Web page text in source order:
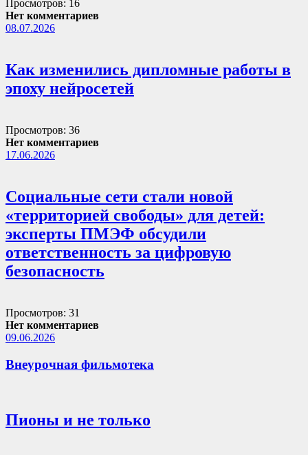
Просмотров: 16
Нет комментариев
08.07.2026
Как изменились дипломные работы в
эпоху нейросетей
Просмотров: 36
Нет комментариев
17.06.2026
Социальные сети стали новой
«территорией свободы» для детей:
эксперты ПМЭФ обсудили
ответственность за цифровую
безопасность
Просмотров: 31
Нет комментариев
09.06.2026
Внеурочная фильмотека
Пионы и не только